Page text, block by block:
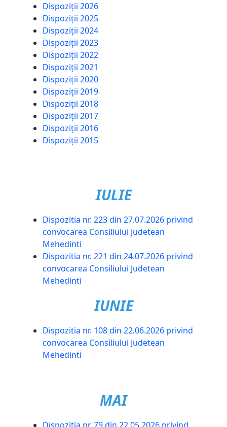
Dispoziții 2026
Dispoziții 2025
Dispoziții 2024
Dispoziții 2023
Dispoziții 2022
Dispoziții 2021
Dispoziții 2020
Dispoziții 2019
Dispoziții 2018
Dispoziții 2017
Dispoziții 2016
Dispoziții 2015
IULIE
Dispozitia nr. 223 din 27.07.2026 privind
convocarea Consiliului Judetean
Mehedinti
Dispozitia nr. 221 din 24.07.2026 privind
convocarea Consiliului Judetean
Mehedinti
IUNIE
Dispozitia nr. 108 din 22.06.2026 privind
convocarea Consiliului Judetean
Mehedinti
MAI